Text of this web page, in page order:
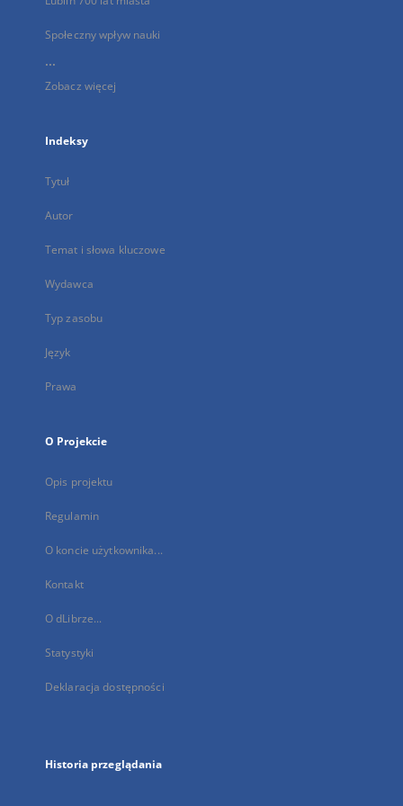
Społeczny wpływ nauki
...
Zobacz więcej
Indeksy
Tytuł
Autor
Temat i słowa kluczowe
Wydawca
Typ zasobu
Język
Prawa
O Projekcie
Opis projektu
Regulamin
O koncie użytkownika...
Kontakt
O dLibrze...
Statystyki
Deklaracja dostępności
Historia przeglądania